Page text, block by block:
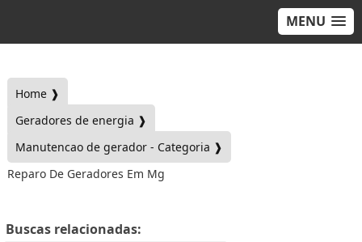
MENU
Home ❱
Geradores de energia ❱
Manutencao de gerador - Categoria ❱
Reparo De Geradores Em Mg
Buscas relacionadas: